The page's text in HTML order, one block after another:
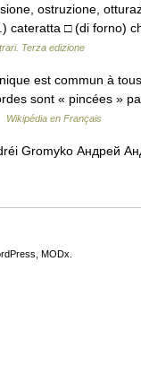
ostruzione,
cateratta □ (di forno)
Terza edizione
est commun à
sont « pincées »
Wikipédia en Français
Gromyko Андрей
MODx.